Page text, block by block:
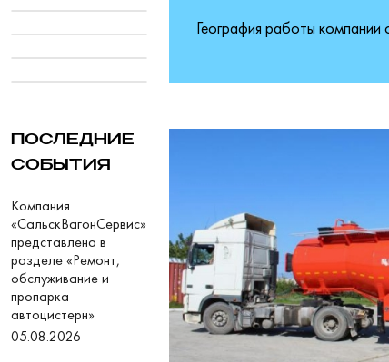
ПОСЛЕДНИЕ
СОБЫТИЯ
Компания
«СальскВагонСервис»
представлена в
разделе «Ремонт,
обслуживание и
пропарка
автоцистерн»
05.08.2026
География работы